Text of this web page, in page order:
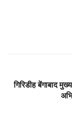
गिरिडीह बेंगाबाद